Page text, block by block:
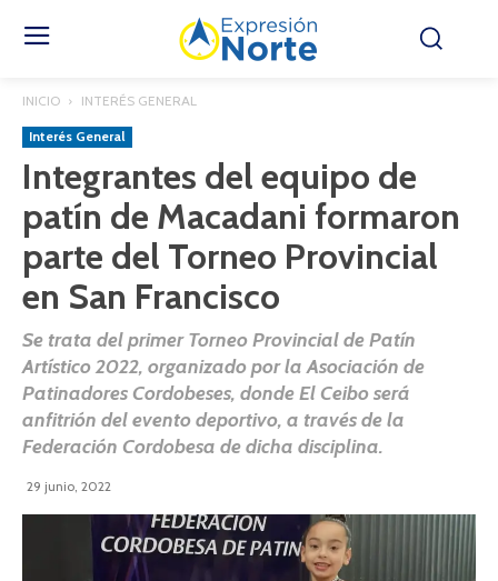
INICIO INTERÉS GENERAL
Interés General
Integrantes del equipo de
patín de Macadani formaron
parte del Torneo Provincial
en San Francisco
Se trata del primer Torneo Provincial de Patín
Artístico 2022, organizado por la Asociación de
Patinadores Cordobeses, donde El Ceibo será
anfitrión del evento deportivo, a través de la
Federación Cordobesa de dicha disciplina.
29 junio, 2022